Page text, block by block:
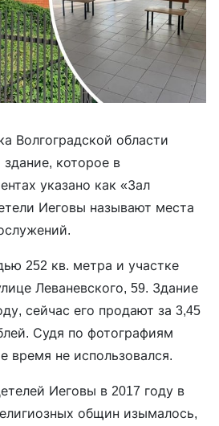
Волгоградской области
здание, которое в
указано как «Зал
Иеговы называют места
252 кв. метра и участке
Леваневского, 59. Здание
сейчас его продают за 3,45
Судя по фотографиям
время не использовался.
Иеговы в 2017 году в
общин изымалось,